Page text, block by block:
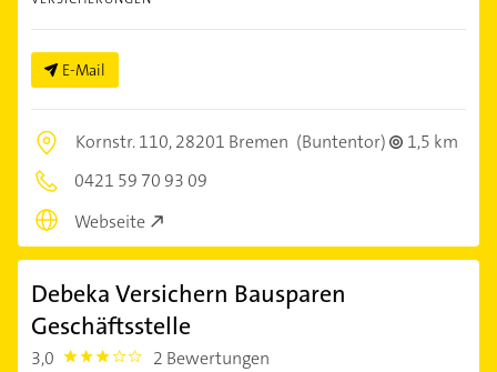
E-Mail
Kornstr. 110,28201 Bremen (Buntentor)
1,5 km
0421 59 70 93 09
Webseite
Debeka Versichern Bausparen
Geschäftsstelle
3,0 3.0 2 Bewertungen